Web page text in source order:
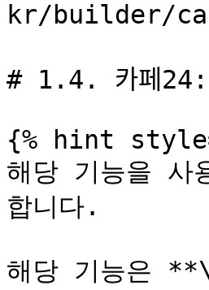
kr/builder/
# 1.4. 카페24: 3D
{% hint
해당 기능을 사
합니다.
해당 기능은